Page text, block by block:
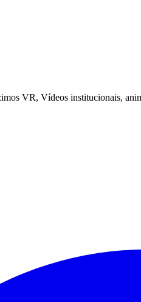
VR, Vídeos institucionais,